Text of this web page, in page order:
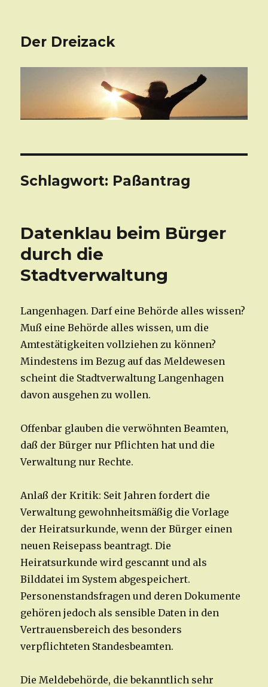
Der Dreizack
Schlagwort: Paßantrag
Datenklau beim Bürger
durch die
Stadtverwaltung
Langenhagen. Darf eine Behörde alles wissen?
Muß eine Behörde alles wissen, um die
Amtestätigkeiten vollziehen zu können?
Mindestens im Bezug auf das Meldewesen
scheint die Stadtverwaltung Langenhagen
davon ausgehen zu wollen.
Offenbar glauben die verwöhnten Beamten,
daß der Bürger nur Pflichten hat und die
Verwaltung nur Rechte.
Anlaß der Kritik: Seit Jahren fordert die
Verwaltung gewohnheitsmäßig die Vorlage
der Heiratsurkunde, wenn der Bürger einen
neuen Reisepass beantragt. Die
Heiratsurkunde wird gescannt und als
Bilddatei im System abgespeichert.
Personenstandsfragen und deren Dokumente
gehören jedoch als sensible Daten in den
Vertrauensbereich des besonders
verpflichteten Standesbeamten.
Die Meldebehörde, die bekanntlich sehr